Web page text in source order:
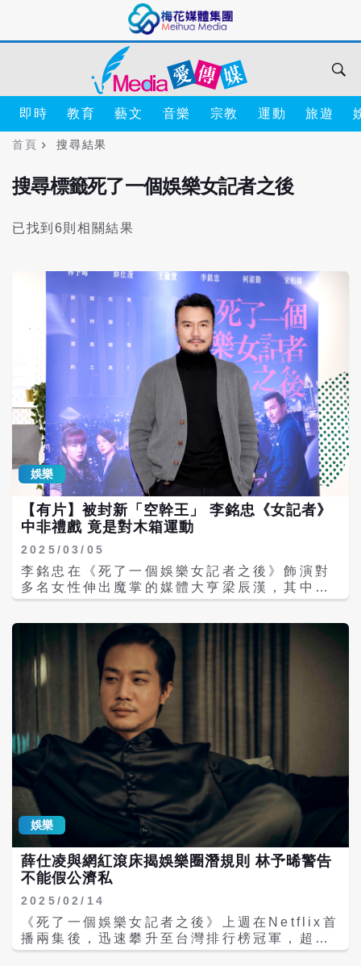
即時 教育 藝文 音樂 宗教 運動 旅遊
首頁 搜尋結果
搜尋標籤死了一個娛樂女記者之後
已找到6則相關結果
娛樂
【有片】被封新「空幹王」 李銘忠《女記者》
中非禮戲 竟是對木箱運動
2025/03/05
李銘忠在《死了一個娛樂女記者之後》飾演對
多名女性伸出魔掌的媒體大亨梁辰漢，其中一
場「硬上」的橋段，竟是對著木箱「做運
日）接受媒體訪問，恰好清一色都是娛樂女記
者，讓他覺得這場面有點奇妙。他表示當時看
到攝影師丟個木箱過來很傻眼，當下角色上身
用兇狠眼神回瞪：「你耍我？」 李銘忠承認這
場對著木箱運動的床戲，絕對是他出道以來拍
過前三尷尬的戲，當下他要求清場，把尷尬降
到最低，每拍完一次就忍不住狂笑，「那畫面
太詭異，我知道周圍的人都不敢笑，我笑之後
大家都跟著笑。」 儘管當演員以來拍過不少親
密戲，但李銘忠坦承能能借位就借位，就連劇
中他要撫摸王真琳的畫面，都是隔空撫摸，盡
量減少彼此誤會，「沒必要來真的。」也認為
自己的裸露戲只能上半身，要露屁股的那種除
非真的很必要，不然找替身就好。 而劇中馬力
歐在招待所「自摸」場面引起網友熱烈討論，
對此李銘忠大笑：「他怎麼可以演得這麼自
然！」認為如果換自己演，會比跟木箱對戲還
人，但一上場反差極大，認為演員這樣毫無保
留的演出讓人讚嘆。 去年9月他和圈外女友
娛樂
薛仕凌與網紅滾床揭娛樂圈潛規則 林予晞警告
不能假公濟私
2025/02/14
《死了一個娛樂女記者之後》上週在Netflix首
播兩集後，迅速攀升至台灣排行榜冠軍，超越
《外傷重症中心》和《單身即地獄》等熱門節